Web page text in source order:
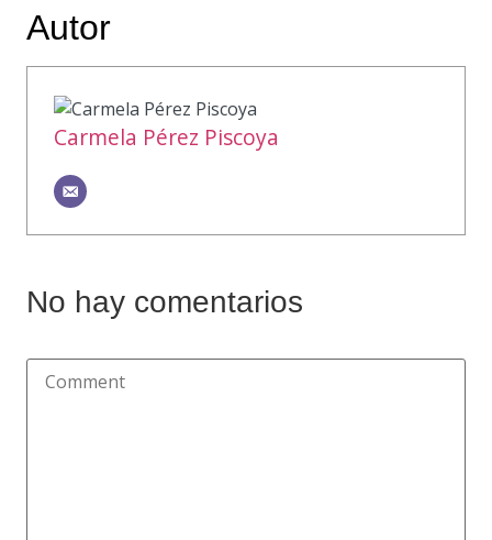
Autor
Carmela Pérez Piscoya
No hay comentarios